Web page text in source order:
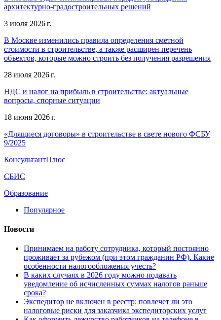
архитектурно-градостроительных решений
3 июля 2026 г.
В Москве изменились правила определения сметной
стоимости в строительстве, а также расширен перечень
объектов, которые можно строить без получения разрешения
28 июля 2026 г.
НДС и налог на прибыль в строительстве: актуальные
вопросы, спорные ситуации
18 июня 2026 г.
«Длящиеся договоры» в строительстве в свете нового ФСБУ
9/2025
КонсультантПлюс
СБИС
Образование
Популярное
Новости
Принимаем на работу сотрудника, который постоянно
проживает за рубежом (при этом гражданин РФ). Какие
особенности налогообложения учесть?
В каких случаях в 2026 году можно подавать
уведомление об исчисленных суммах налогов раньше
срока?
Экспедитор не включен в реестр: повлечет ли это
налоговые риски для заказчика экспедиторских услуг